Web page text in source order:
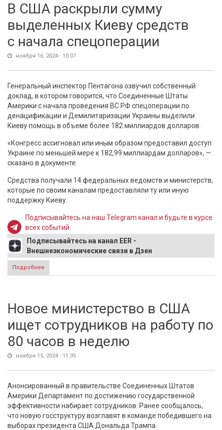
В США раскрыли сумму
выделенных Киеву средств
с начала спецоперации
ноября 16, 2024 - 10:07
Генеральный инспектор Пентагона озвучил собственный
доклад, в котором говорится, что Соединенные Штаты
Америки с начала проведения ВС РФ спецоперации по
денацификации и Демилитаризации Украины выделили
Киеву помощь в объеме более 182 миллиардов долларов.
«Конгресс ассигновал или иным образом предоставил доступ
Украине по меньшей мере к 182,99 миллиардам долларов», —
сказано в документе.
Средства получали 14 федеральных ведомств и министерств,
которые по своим каналам предоставляли ту или иную
поддержку Киеву.
Подписывайтесь на наш Telegram канал и будьте в курсе
всех событий
Подписывайтесь на канал EER -
Внешнеэкономические связи в Дзен
Подробнее
с начала спецоперации
Новое министерство в США
ищет сотрудников на работу по
80 часов в неделю
ноября 15, 2024 - 11:35
Анонсированный в правительстве Соединенных Штатов
Америки Департамент по достижению государственной
эффективности набирает сотрудников. Ранее сообщалось,
что новую госструктуру возглавят в команде победившего на
выборах президента США Дональда Трампа